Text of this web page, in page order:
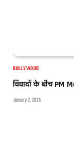
BOLLYWOOD
विवादों के बीच PM
January 2, 2025